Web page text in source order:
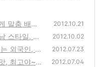
말춤 배워 2012.10.21
스타일, 웬
2012.10.02
외국인, 난
2012.07.23
, 최고야~ 2012.07.04